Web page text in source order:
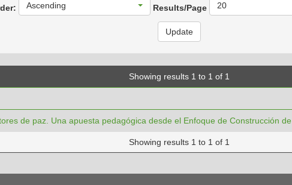
Ascending Results/Page 20
Showing results 1 to 1 of 1
de paz. Una apuesta pedagógica desde el Enfoque de Construcción
Showing results 1 to 1 of 1